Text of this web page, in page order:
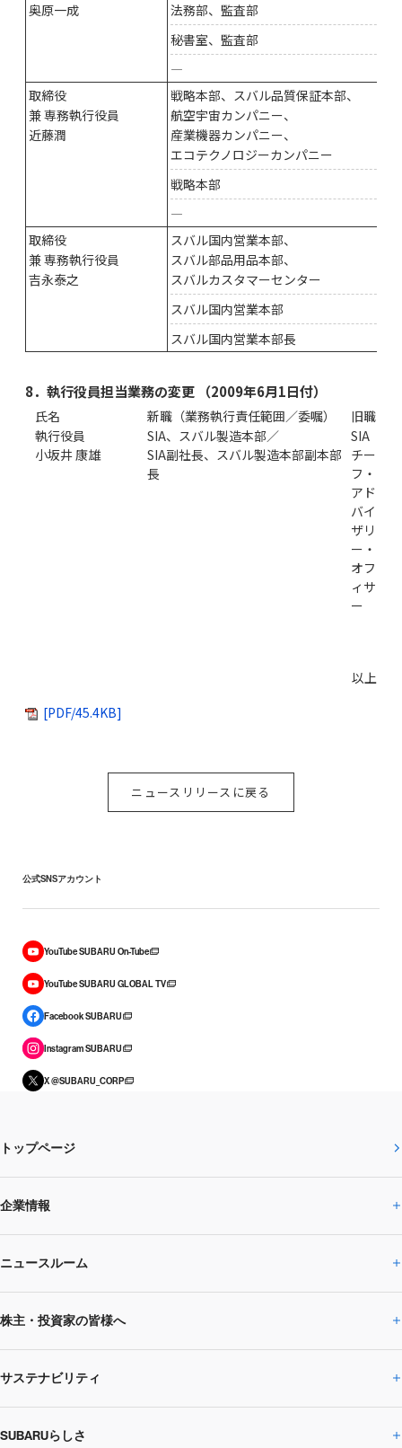
奥原一成
法務部、監査部
秘書室、監査部
―
取締役
兼 専務執行役員
近藤潤
戦略本部、スバル品質保証本部、
航空宇宙カンパニー、
産業機器カンパニー、
エコテクノロジーカンパニー
戦略本部
―
取締役
兼 専務執行役員
吉永泰之
スバル国内営業本部、
スバル部品用品本部、
スバルカスタマーセンター
スバル国内営業本部
スバル国内営業本部長
8．執行役員担当業務の変更 （2009年6月1日付）
氏名 新職（業務執行責任範囲／委嘱）
旧職
執行役員
小坂井 康雄
SIA、スバル製造本部／
SIA副社長、スバル製造本部副本部
長
SIA
チー
フ・
アド
バイ
ザリ
ー・
オフ
ィサ
ー
以上
[PDF/45.4KB]
ニュースリリースに戻る
公式SNSアカウント
YouTube SUBARU On-Tube
YouTube SUBARU GLOBAL TV
Facebook SUBARU
Instagram SUBARU
X @SUBARU_CORP
トップページ
企業情報
企業情報トップ
SUBARUのありたい姿
SUBARU 2025方針
事業所・関係会社
ニュースルーム
ニュースルームトップ
ニュースリリース
閉じる
株主・投資家の皆様へ
株主・投資家の皆様へトップ
企業・経営
サステナビリティ
サステナビリティトップ
SUBARUらしさ